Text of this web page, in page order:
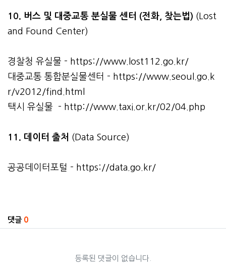
10. 버스 및 대중교통 분실물 센터 (전화, 찾는법) (Lost
and Found Center)
경찰청 유실물 - https://www.lost112.go.kr/
대중교통 통합분실물센터 - https://www.seoul.go.k
r/v2012/find.html
택시 유실물 - http://www.taxi.or.kr/02/04.php
11. 데이터 출처 (Data Source)
공공데이터포털 - https://data.go.kr/
댓글 0
등록된 댓글이 없습니다.